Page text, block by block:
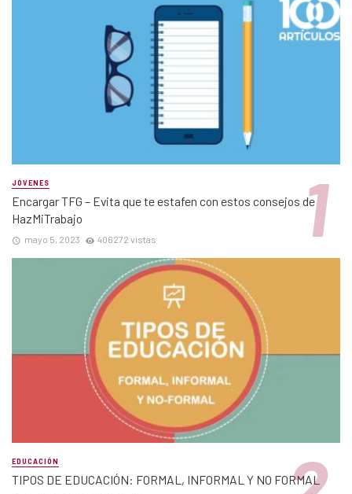
JÓVENES
Encargar TFG – Evita que te estafen con estos consejos de
HazMiTrabajo
mayo 5, 2023 406272 vistas
EDUCACIÓN
TIPOS DE EDUCACIÓN: FORMAL, INFORMAL Y NO FORMAL